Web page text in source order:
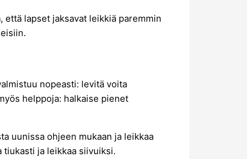
lapset jaksavat leikkiä paremmin
nopeasti: levitä voita
helppoja: halkaise pienet
uunissa ohjeen mukaan ja leikkaa
ja leikkaa siivuiksi.